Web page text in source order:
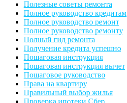
Полезные советы ремонта
Полное руководство кредитам
Полное руководство ремонт
Полное руководство ремонту
Полный гид ремонта
Получение кредита успешно
Пошаговая инструкция
Пошаговая инструкция вычет
Пошаговое руководство
Права на квартиру
Правильный выбор жилья